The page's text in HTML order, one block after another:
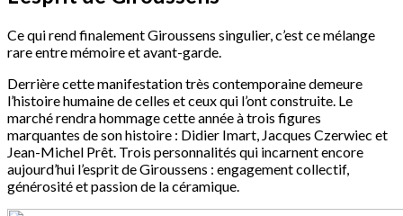
Ce qui rend finalement Giroussens singulier, c’est ce mélange
rare entre mémoire et avant-garde.
Derrière cette manifestation très contemporaine demeure
l’histoire humaine de celles et ceux qui l’ont construite. Le
marché rendra hommage cette année à trois figures
marquantes de son histoire : Didier Imart, Jacques Czerwiec et
Jean-Michel Prêt. Trois personnalités qui incarnent encore
aujourd’hui l’esprit de Giroussens : engagement collectif,
générosité et passion de la céramique.